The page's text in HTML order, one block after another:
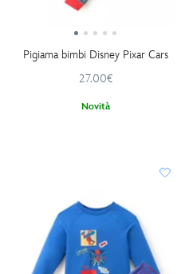
Pigiama bimbi Disney Pixar Cars
27.00€
Novità